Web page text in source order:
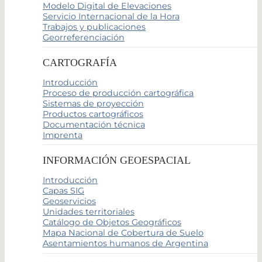
Modelo Digital de Elevaciones
Servicio Internacional de la Hora
Trabajos y publicaciones
Georreferenciación
CARTOGRAFÍA
Introducción
Proceso de producción cartográfica
Sistemas de proyección
Productos cartográficos
Documentación técnica
Imprenta
INFORMACIÓN GEOESPACIAL
Introducción
Capas SIG
Geoservicios
Unidades territoriales
Catálogo de Objetos Geográficos
Mapa Nacional de Cobertura de Suelo
Asentamientos humanos de Argentina